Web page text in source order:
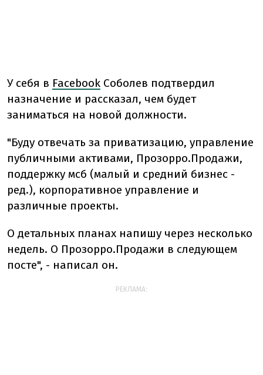
У себя в Facebook Соболев подтвердил
назначение и рассказал, чем будет
заниматься на новой должности.
"Буду отвечать за приватизацию, управление
публичными активами, Прозорро.Продажи,
поддержку мсб (малый и средний бизнес -
ред.), корпоративное управление и
различные проекты.
О детальных планах напишу через несколько
недель. О Прозорро.Продажи в следующем
посте", - написал он.
РЕКЛАМА: